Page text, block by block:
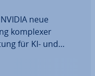
neue
komplexer
für KI- und
bahn­bre­chen­